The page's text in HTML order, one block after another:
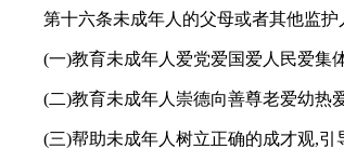
第十六条未成年人的父母或者其他监
(一)教育未成年人爱党爱国爱人民爱集
(二)教育未成年人崇德向善尊老爱幼热
(三)帮助未成年人树立正确的成才观,